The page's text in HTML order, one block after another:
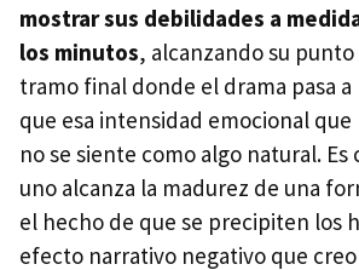
mostrar sus debilidades a
los minutos, alcanzando su
tramo final donde el drama pasa
que esa intensidad emocional
no se siente como algo natural. Es
uno alcanza la madurez de una
el hecho de que se precipiten los
efecto narrativo negativo que